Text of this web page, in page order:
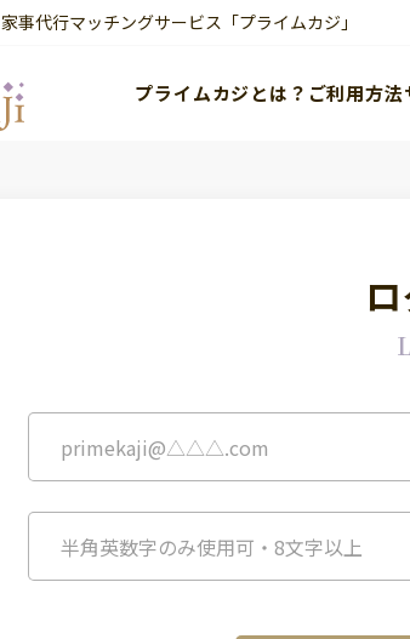
事代行マッチングサービス「プライムカジ」
プライムカジとは？ ご利用方法